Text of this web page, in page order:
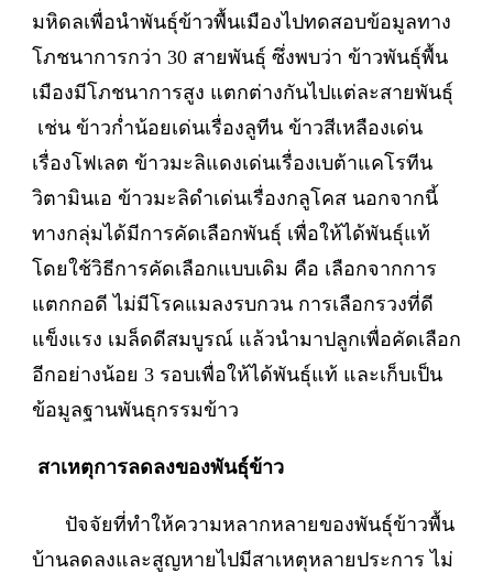
มหิดลเพื่อนำพันธุ์ข้าวพื้นเมืองไปทดสอบข้อมูลทาง
โภชนาการกว่า 30 สายพันธุ์ ซึ่งพบว่า ข้าวพันธุ์พื้น
เมืองมีโภชนาการสูง แตกต่างกันไปแต่ละสายพันธุ์
เช่น ข้าวก่ำน้อยเด่นเรื่องลูทีน ข้าวสีเหลืองเด่น
เรื่องโฟเลต ข้าวมะลิแดงเด่นเรื่องเบต้าแคโรทีน
วิตามินเอ ข้าวมะลิดำเด่นเรื่องกลูโคส นอกจากนี้
ทางกลุ่มได้มีการคัดเลือกพันธุ์ เพื่อให้ได้พันธุ์แท้
โดยใช้วิธีการคัดเลือกแบบเดิม คือ เลือกจากการ
แตกกอดี ไม่มีโรคแมลงรบกวน การเลือกรวงที่ดี
แข็งแรง เมล็ดดีสมบูรณ์ แล้วนำมาปลูกเพื่อคัดเลือก
อีกอย่างน้อย 3 รอบเพื่อให้ได้พันธุ์แท้ และเก็บเป็น
ข้อมูลฐานพันธุกรรมข้าว
สาเหตุการลดลงของพันธุ์ข้าว
ปัจจัยที่ทำให้ความหลากหลายของพันธุ์ข้าวพื้น
บ้านลดลงและสูญหายไปมีสาเหตุหลายประการ ไม่